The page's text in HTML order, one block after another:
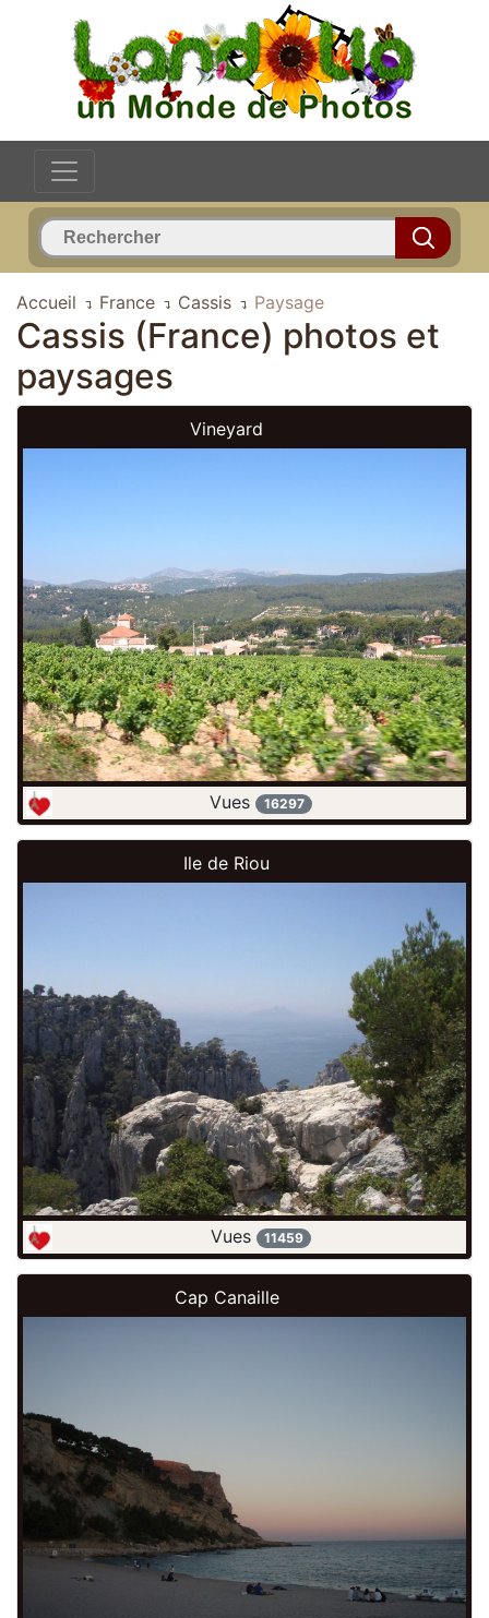
Accueil France Cassis Paysage
Cassis (France) photos et
paysages
Vineyard
Vues 16297
Ile de Riou
Vues 11459
Cap Canaille